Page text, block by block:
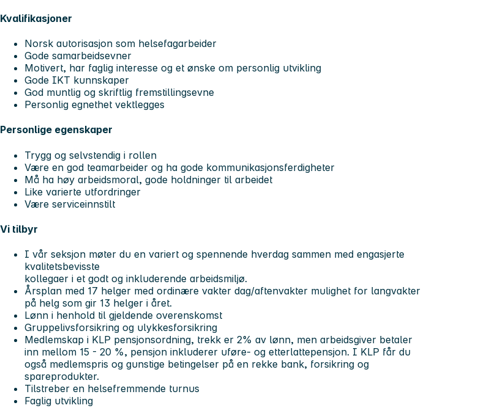
Kvalifikasjoner
Norsk autorisasjon som helsefagarbeider
Gode samarbeidsevner
Motivert, har faglig interesse og et ønske om personlig utvikling
Gode IKT kunnskaper
God muntlig og skriftlig fremstillingsevne
Personlig egnethet vektlegges
Personlige egenskaper
Trygg og selvstendig i rollen
Være en god teamarbeider og ha gode kommunikasjonsferdigheter
Må ha høy arbeidsmoral, gode holdninger til arbeidet
Like varierte utfordringer
Være serviceinnstilt
Vi tilbyr
I vår seksjon møter du en variert og spennende hverdag sammen med engasjerte
kvalitetsbevisste
kollegaer i et godt og inkluderende arbeidsmiljø.
Årsplan med 17 helger med ordinære vakter dag/aftenvakter mulighet for langvakter
på helg som gir 13 helger i året.
Lønn i henhold til gjeldende overenskomst
Gruppelivsforsikring og ulykkesforsikring
Medlemskap i KLP pensjonsordning, trekk er 2% av lønn, men arbeidsgiver betaler
inn mellom 15 - 20 %, pensjon inkluderer uføre- og etterlattepensjon. I KLP får du
også medlemspris og gunstige betingelser på en rekke bank, forsikring og
spareprodukter.
Tilstreber en helsefremmende turnus
Faglig utvikling